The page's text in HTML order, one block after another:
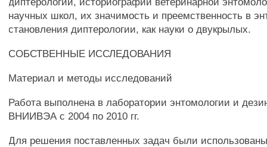
научных школ, их значимость и преемственность в
становления диптерологии, как науки о двукрылых.
СОБСТВЕННЫЕ ИССЛЕДОВАНИЯ
Материал и методы исследований
Работа выполнена в лаборатории энтомологии и
ВНИИВЭА с 2004 по 2010 гг.
Для решения поставленных задач были